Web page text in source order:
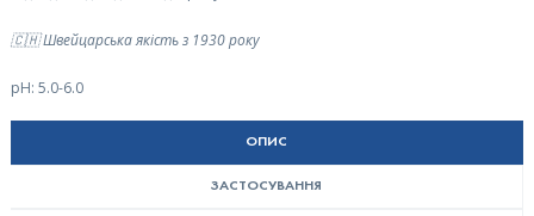
🇨🇭 Швейцарська якість з 1930 року
рН: 5.0-6.0
ОПИС
ЗАСТОСУВАННЯ